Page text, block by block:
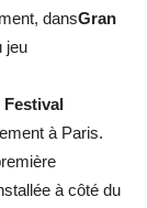
dansGran
jeu
Festival
à Paris.
à côté du